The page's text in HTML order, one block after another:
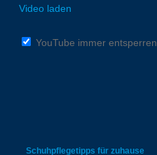
Video laden
YouTube immer entsperren
Schuhpflegetipps für zuhause